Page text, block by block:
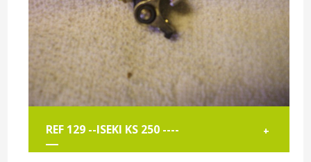
REF 129 --ISEKI KS 250 ---- +